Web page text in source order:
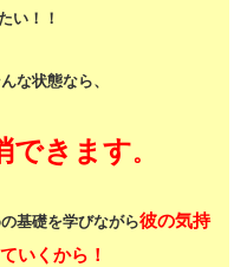
い！！
な状態なら、
できます。
基礎を学びながら彼の気持
いくから！